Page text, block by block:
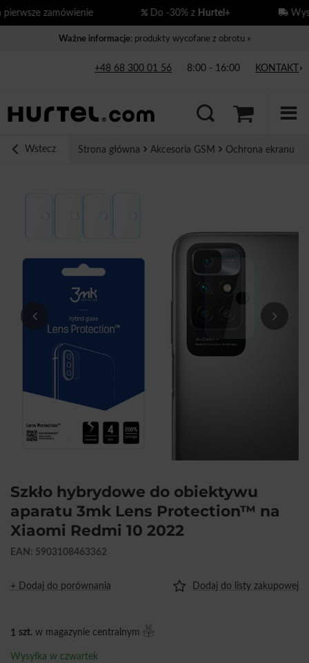
zamówienie Do -30% z Hurtel+
Ważne informacje: produkty wycofane z obrotu »
+48 68 300 01 56 8:00 - 16:00 KONTAKT
Wstecz Strona główna Akcesoria GSM Ochrona ekranu
Szkło hybrydowe do obiektywu
aparatu 3mk Lens Protection™ na
Xiaomi Redmi 10 2022
EAN: 5903108463362
+ Dodaj do porównania Dodaj do listy zakupowej
1 szt. w magazynie centralnym
Wysyłka w czwartek